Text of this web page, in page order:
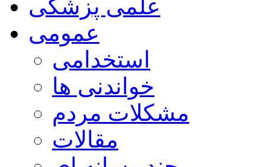
علمی پزشکی
عمومی
استخدامی
خواندنی ها
مشکلات مردم
مقالات